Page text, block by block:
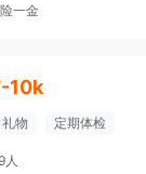
一金
10k
物 定期体检
人